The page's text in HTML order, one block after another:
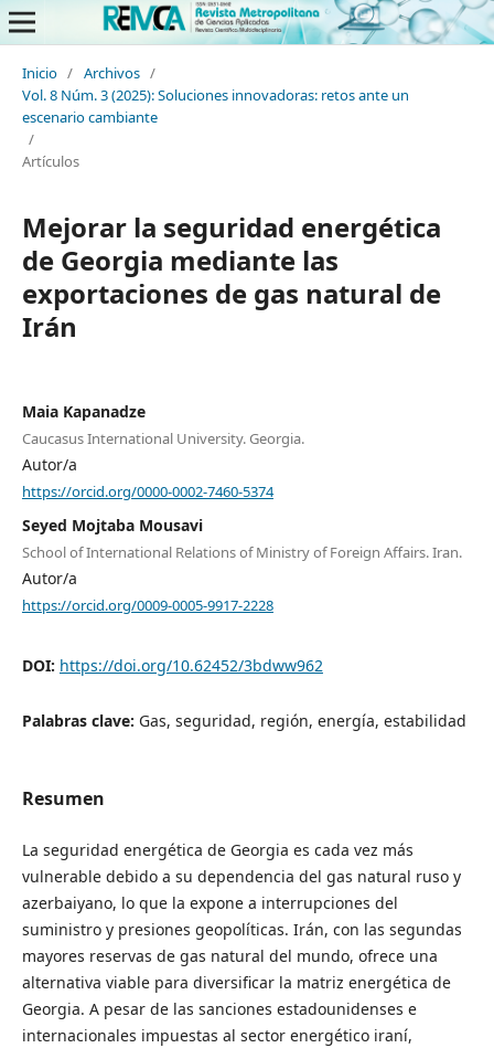
Inicio / Archivos /
Vol. 8 Núm. 3 (2025): Soluciones innovadoras: retos ante un
escenario cambiante
/
Artículos
Mejorar la seguridad energética
de Georgia mediante las
exportaciones de gas natural de
Irán
Maia Kapanadze
Caucasus International University. Georgia.
Autor/a
https://orcid.org/0000-0002-7460-5374
Seyed Mojtaba Mousavi
School of International Relations of Ministry of Foreign Affairs. Iran.
Autor/a
https://orcid.org/0009-0005-9917-2228
DOI: https://doi.org/10.62452/3bdww962
Palabras clave: Gas, seguridad, región, energía, estabilidad
Resumen
La seguridad energética de Georgia es cada vez más
vulnerable debido a su dependencia del gas natural ruso y
azerbaiyano, lo que la expone a interrupciones del
suministro y presiones geopolíticas. Irán, con las segundas
mayores reservas de gas natural del mundo, ofrece una
alternativa viable para diversificar la matriz energética de
Georgia. A pesar de las sanciones estadounidenses e
internacionales impuestas al sector energético iraní,